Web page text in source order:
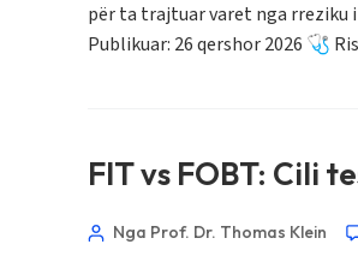
për ta trajtuar varet nga rreziku
Publikuar: 26 qershor 2026 🩺
FIT vs FOBT: Cili
Nga Prof. Dr. Thomas Klein